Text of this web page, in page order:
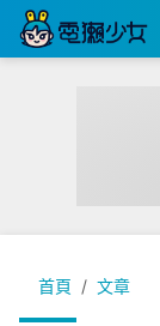
首頁 文章